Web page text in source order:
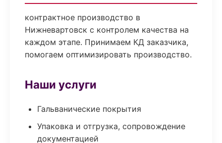
контрактное производство в
Нижневартовск с контролем качества на
каждом этапе. Принимаем КД заказчика,
помогаем оптимизировать производство.
Наши услуги
Гальванические покрытия
Упаковка и отгрузка, сопровождение
документацией